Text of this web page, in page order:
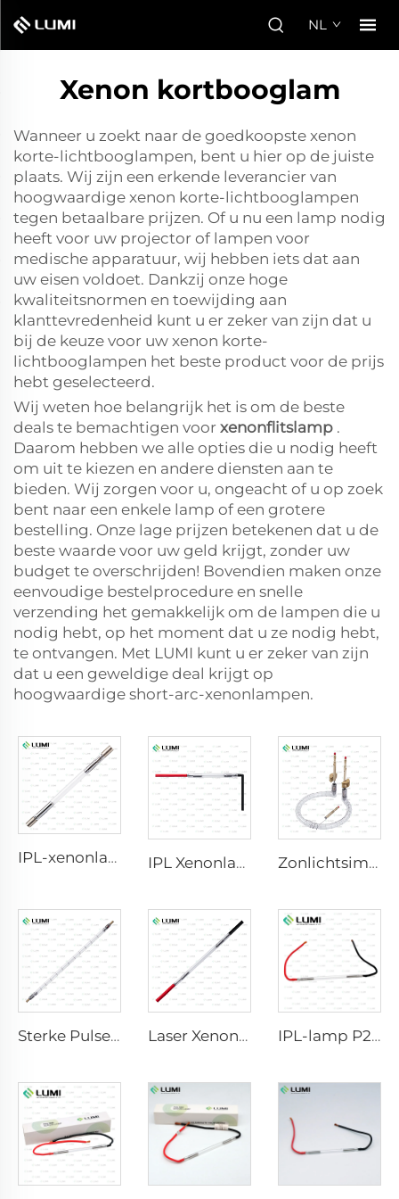
NL
Xenon kortbooglam
Wanneer u zoekt naar de goedkoopste xenon
korte-lichtbooglampen, bent u hier op de juiste
plaats. Wij zijn een erkende leverancier van
hoogwaardige xenon korte-lichtbooglampen
tegen betaalbare prijzen. Of u nu een lamp nodig
heeft voor uw projector of lampen voor
medische apparatuur, wij hebben iets dat aan
uw eisen voldoet. Dankzij onze hoge
kwaliteitsnormen en toewijding aan
klanttevredenheid kunt u er zeker van zijn dat u
bij de keuze voor uw xenon korte-
lichtbooglampen het beste product voor de prijs
hebt geselecteerd.
Wij weten hoe belangrijk het is om de beste
deals te bemachtigen voor xenonflitslamp .
Daarom hebben we alle opties die u nodig heeft
om uit te kiezen en andere diensten aan te
bieden. Wij zorgen voor u, ongeacht of u op zoek
bent naar een enkele lamp of een grotere
bestelling. Onze lage prijzen betekenen dat u de
beste waarde voor uw geld krijgt, zonder uw
budget te overschrijden! Bovendien maken onze
eenvoudige bestelprocedure en snelle
verzending het gemakkelijk om de lampen die u
nodig hebt, op het moment dat u ze nodig hebt,
te ontvangen. Met LUMI kunt u er zeker van zijn
dat u een geweldige deal krijgt op
hoogwaardige short-arc-xenonlampen.
IPL-xenonlamp P1640 – 7×47×110 mm IPL Xenonlamp P1541 – 9×45×100 mm Zonlichtsimulator Gaslamp D1200 – 10×110 mm
Sterke Pulse Germicidale Lamp L5590 – 9×250×300 mm Laser Xenon Lamp L2021-7×65×130 mm IPL-lamp P2021-7×65×130 mm